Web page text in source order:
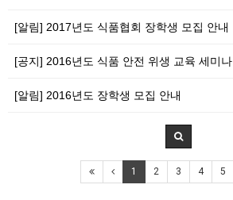
[알림] 2017년도 식품협회 장학생 모집 안내
[공지] 2016년도 식품 안전 위생 교육 세미나
[알림] 2016년도 장학생 모집 안내
1 2 3 4 5